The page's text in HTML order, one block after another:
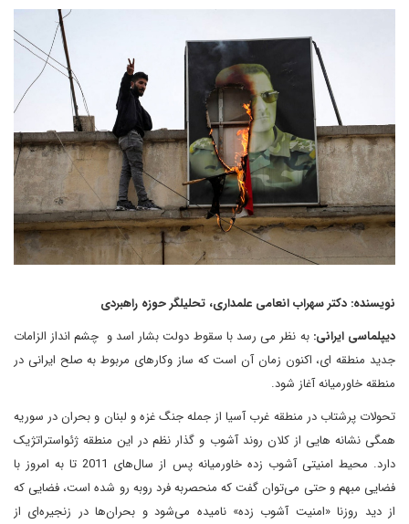
نویسنده: دکتر سهراب انعامی علمداری، تحلیلگر حوزه راهبردی
دیپلماسی ایرانی: به نظر می رسد با سقوط دولت بشار اسد و چشم انداز الزامات
جدید منطقه ای، اکنون زمان آن است که ساز وکارهای مربوط به صلح ایرانی در
منطقه خاورمیانه آغاز شود.
تحولات پرشتاب در منطقه غرب آسیا از جمله جنگ غزه و لبنان و بحران در سوریه
همگی نشانه هایی از کلان روند آشوب و گذار نظم در این منطقه ژئواستراتژیک
دارد. محیط امنیتی آشوب زده خاورمیانه پس از سال‌های 2011 تا به امروز با
فضایی مبهم و حتی می‌توان گفت که منحصربه فرد روبه رو شده است، فضایی که
از دید روزنا «امنیت آشوب زده» نامیده می‌شود و بحران‌ها در زنجیره‌‌ای از